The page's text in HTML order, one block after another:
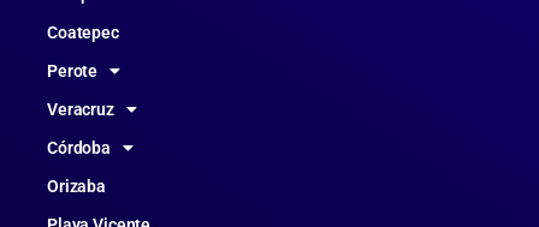
Coatepec
Perote
Veracruz
Córdoba
Orizaba